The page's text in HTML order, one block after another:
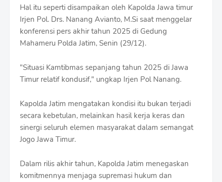
Hal itu seperti disampaikan oleh Kapolda Jawa timur
Irjen Pol. Drs. Nanang Avianto, M.Si saat menggelar
konferensi pers akhir tahun 2025 di Gedung
Mahameru Polda Jatim, Senin (29/12).
"Situasi Kamtibmas sepanjang tahun 2025 di Jawa
Timur relatif kondusif," ungkap Irjen Pol Nanang.
Kapolda Jatim mengatakan kondisi itu bukan terjadi
secara kebetulan, melainkan hasil kerja keras dan
sinergi seluruh elemen masyarakat dalam semangat
Jogo Jawa Timur.
Dalam rilis akhir tahun, Kapolda Jatim menegaskan
komitmennya menjaga supremasi hukum dan
i
t
h
S
h
f
e
m
p
l
a
s